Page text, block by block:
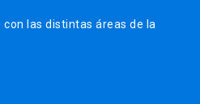
las distintas áreas de la